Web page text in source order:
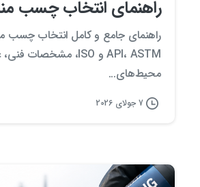
راهنمای انتخاب چسب
راهنمای جامع و کامل انتخاب چسب
محیط‌های...
7 جولای 2026